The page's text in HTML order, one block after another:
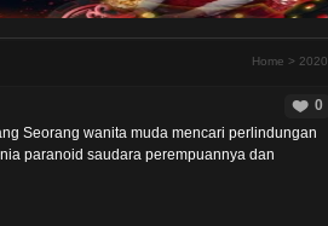
Home > 2020
0
Seorang wanita muda mencari perlindungan
paranoid saudara perempuannya dan